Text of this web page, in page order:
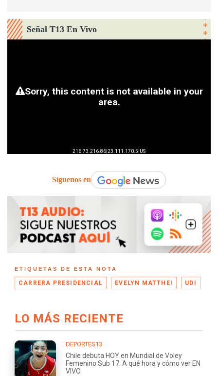
Señal T13 En Vivo
Síguenos en
ETIQUETAS DE ESTA NOTA
CARRERA PRESIDENCIAL EVELYN MATTHEI UDI
LO MÁS RECIENTE
DEPORTES13
Chile debuta HOY en Mundial de Voley
Femenino Sub 17: A qué hora y cómo ver EN
VIVO